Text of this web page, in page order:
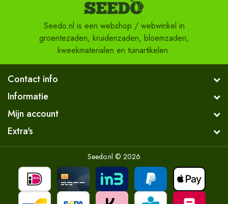
Seedo.nl is een webshop / webwinkel in
groentezaden, kruidenzaden, bloemzaden,
kweekmaterialen en tuinartikelen.
Contact info
Informatie
Mijn account
Extra's
Seedo.nl © 2026